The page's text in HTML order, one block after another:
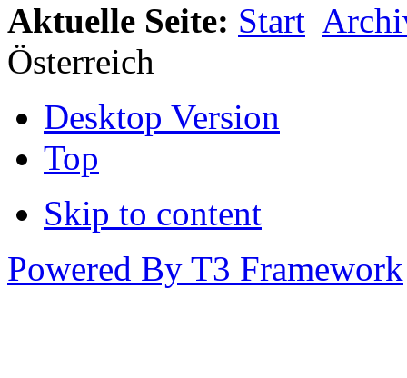
Aktuelle Seite: Start
Österreich
Desktop Version
Top
Skip to content
Powered By T3 Framework